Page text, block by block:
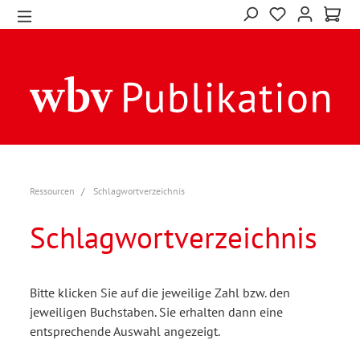
Ressourcen Schlagwortverzeichnis
Schlagwortverzeichnis
Bitte klicken Sie auf die jeweilige Zahl bzw. den
jeweiligen Buchstaben. Sie erhalten dann eine
entsprechende Auswahl angezeigt.